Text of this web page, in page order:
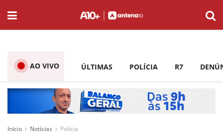
AO VIVO ÚLTIMAS POLÍCIA R7
Início Notícias Polícia